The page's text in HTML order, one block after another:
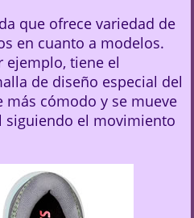
que ofrece variedad de
en cuanto a modelos.
ejemplo, tiene el
de diseño especial del
más cómodo y se mueve
siguiendo el movimiento